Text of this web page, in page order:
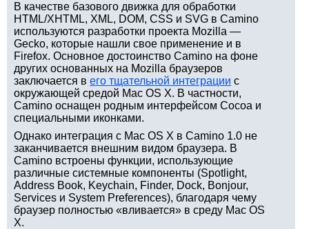
В качестве базового движка для обработки
HTML/XHTML, XML, DOM, CSS и SVG в Camino
используются разработки проекта Mozilla —
Gecko, которые нашли свое применение и в
Firefox. Основное достоинство Camino на фоне
других основанных на Mozilla браузеров
заключается в его тщательной интеграции с
окружающей средой Mac OS X. В частности,
Camino оснащен родным интерфейсом Cocoa и
специальными иконками.
Однако интеграция с Mac OS X в Camino 1.0 не
заканчивается внешним видом браузера. В
Camino встроены функции, использующие
различные системные компоненты (Spotlight,
Address Book, Keychain, Finder, Dock, Bonjour,
Services и System Preferences), благодаря чему
браузер полностью «вливается» в среду Mac OS
X.